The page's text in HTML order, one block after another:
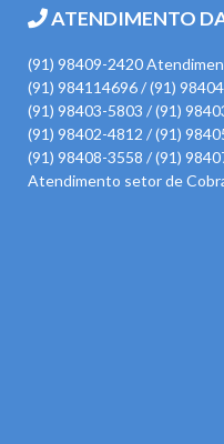
ATENDIMENTO
(91) 98409-2420
(91) 984114696 / (91)
(91) 98403-5803 / (91)
(91) 98402-4812 / (91)
(91) 98408-3558 / (91)
Atendimento setor de